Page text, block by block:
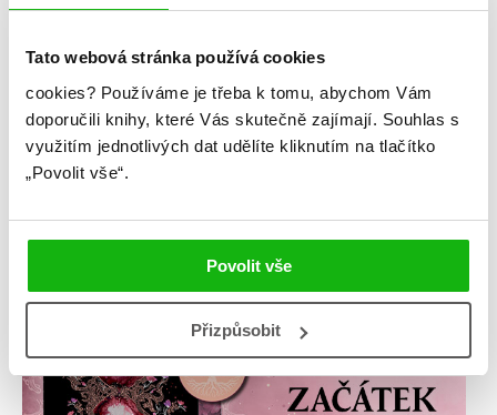
Tato webová stránka používá cookies
cookies? Používáme je třeba k tomu, abychom Vám
doporučili knihy, které Vás skutečně zajímají. Souhlas s
využitím jednotlivých dat udělíte kliknutím na tlačítko
„Povolit vše“.
Povolit vše
Přizpůsobit